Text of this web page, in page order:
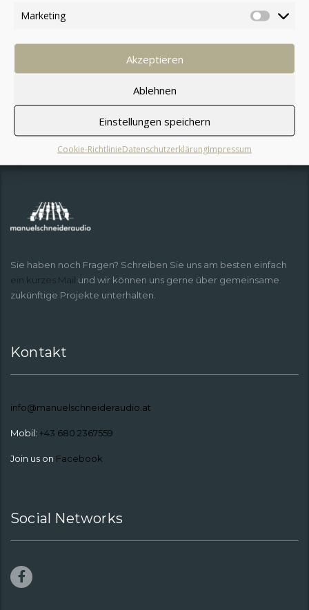
Marketing
Akzeptieren
Ablehnen
Einstellungen speichern
Cookie-RichtlinieDatenschutzerklärungImpressum
Sie haben noch Fragen? Schreiben Sie uns am besten einfach
ein kurzes Mail und wir können uns gerne über gemeinsame
zukünftige Projekte unterhalten.
Kontakt
info@manuelschneideraudio.at
Mobil: +43 680 2367559
Join us on Facebook
Social Networks